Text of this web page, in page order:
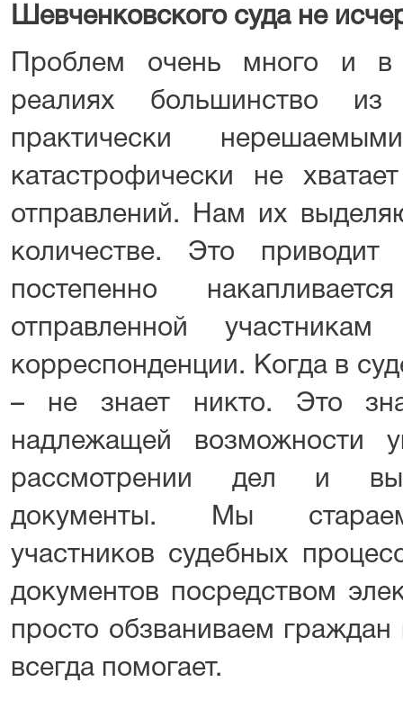
Шевченковского суда не
Проблем очень много и в
реалиях большинство из
практически
катастрофически не
отправлений. Нам их
количестве. Это
постепенно
отправленной
корреспонденции. Когда в
– не знает никто. Это
надлежащей возможности
рассмотрении дел и
документы. Мы
участников судебных
документов посредством
просто обзваниваем
всегда помогает.